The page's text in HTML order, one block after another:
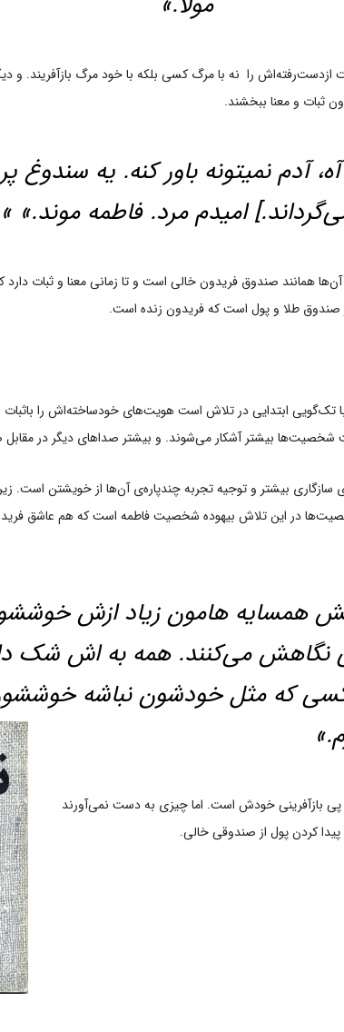
را نه با مرگ کسی بلکه با خود مرگ بازآفریند. و
ثبات و معنا ببخشند.
آدم نمیتونه باور کنه. یه سندوغ
امیدم مرد. فاطمه موند.» »
همانند صندوق فریدون خالی است و تا زمانی معنا و ثبات دارد
صندوق طلا و پول است که فریدون زنده است.
ابتدایی در تلاش است هویت‌های خودساخته‌اش را باثبات
بیشتر آشکار می‌شوند. و بیشتر صداهای دیگر در مقابل
سازگاری بیشتر و توجیه تجربه چندپاره‌ی آن‌ها از خویشتن است.
در این تلاش بیهوده شخصیت فاطمه است که هم عاشق
همسایه هامون زیاد ازش
می‌کنند. همه به اش شک
کسی که مثل خودشون نباشه
پی بازآفرینی خودش است. اما چیزی به دست نمی‌آورند
کردن پول از صندوقی خالی.